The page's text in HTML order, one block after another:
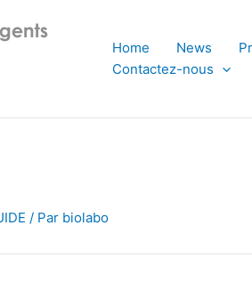
Home News
Contactez-nous
/ Par biolabo